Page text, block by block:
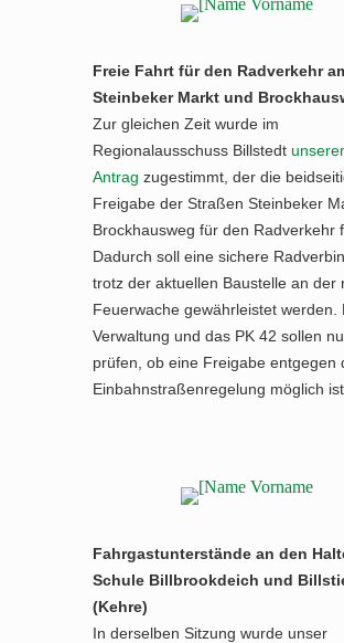
Freie Fahrt für den Radverkehr
Steinbeker Markt und
Zur gleichen Zeit wurde im
Regionalausschuss Billstedt
Antrag zugestimmt, der die
Freigabe der Straßen Steinbeker
Brockhausweg für den Radverkehr
Dadurch soll eine sichere
trotz der aktuellen Baustelle an der
Feuerwache gewährleistet werden.
Verwaltung und das PK 42 sollen
prüfen, ob eine Freigabe entgegen
Einbahnstraßenregelung möglich ist.
Fahrgastunterstände an den
Schule Billbrookdeich und
(Kehre)
In derselben Sitzung wurde unser